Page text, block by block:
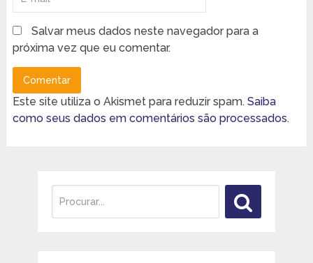
Salvar meus dados neste navegador para a
próxima vez que eu comentar.
Este site utiliza o Akismet para reduzir spam. Saiba
como seus dados em comentários são processados.